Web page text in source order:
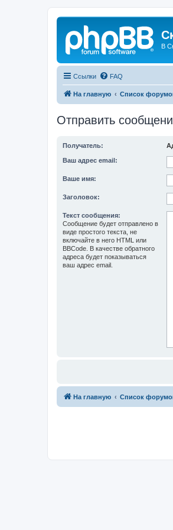
В
Ссылки FAQ
На главную Список
Отправить
Получатель:
Ваш адрес email:
Ваше имя:
Заголовок:
Текст сообщения:
Сообщение будет отправлено в
виде простого текста, не
включайте в него HTML или
BBCode. В качестве обратного
адреса будет показываться
ваш адрес email.
На главную Список